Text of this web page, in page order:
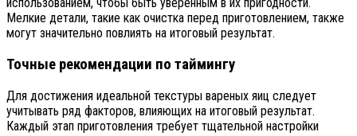
Мелкие детали, такие как очистка перед приготовлением, также
могут значительно повлиять на итоговый результат.
Точные рекомендации по таймингу
Для достижения идеальной текстуры вареных яиц следует
учитывать ряд факторов, влияющих на итоговый результат.
Каждый этап приготовления требует тщательной настройки